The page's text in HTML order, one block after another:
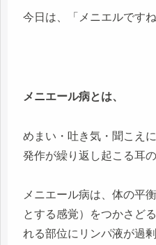
今日は、「メニエルです
メニエール病とは、
めまい・吐き気・聞こえ
発作が繰り返し起こる耳の
メニエール病は、体の平
とする感覚）をつかさど
れる部位にリンパ液が過